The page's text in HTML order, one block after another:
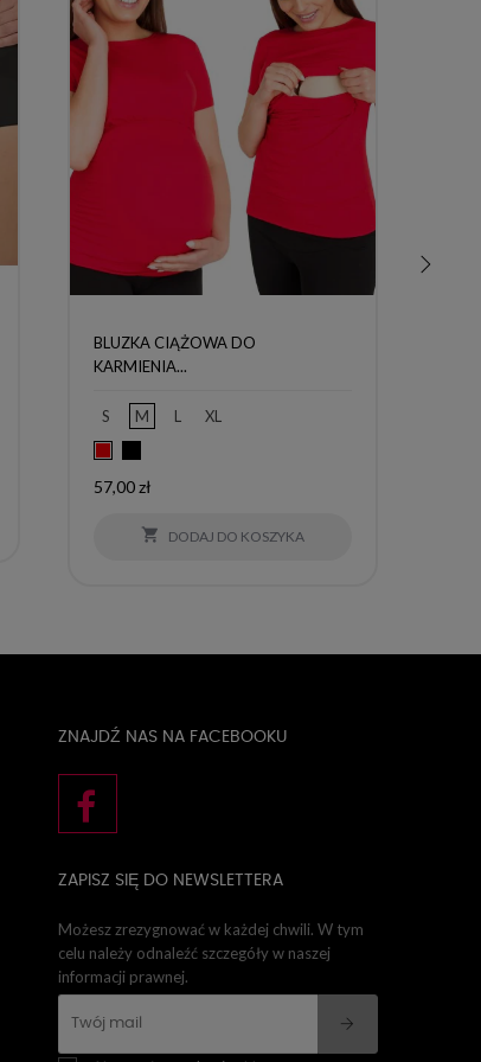
BLUZKA CIĄŻOWA DO
KARMIENIA...
S M L
XL
Cena
57,00 zł
 DODAJ DO KOSZYKA
ZNAJDŹ NAS NA FACEBOOKU
ZAPISZ SIĘ DO NEWSLETTERA
Możesz zrezygnować w każdej chwili. W tym
celu należy odnaleźć szczegóły w naszej
informacji prawnej.